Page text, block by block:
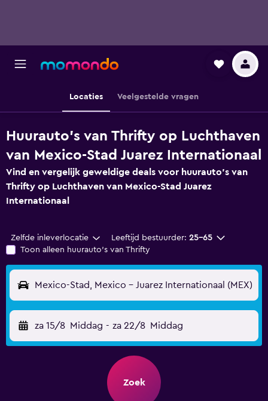
Locaties Veelgestelde vragen
Huurauto's van Thrifty op Luchthaven
van Mexico-Stad Juarez Internationaal
Vind en vergelijk geweldige deals voor huurauto's van
Thrifty op Luchthaven van Mexico-Stad Juarez
Internationaal
Zelfde inleverlocatie Leeftijd bestuurder: 25-65
Toon alleen huurauto's van Thrifty
Mexico-Stad, Mexico - Juarez Internationaal (MEX)
za 15/8 Middag - za 22/8 Middag
Zoek